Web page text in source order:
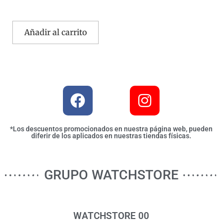
Añadir al carrito
*Los descuentos promocionados en nuestra página web, pueden
diferir de los aplicados en nuestras tiendas físicas.
GRUPO WATCHSTORE
WATCHSTORE 00